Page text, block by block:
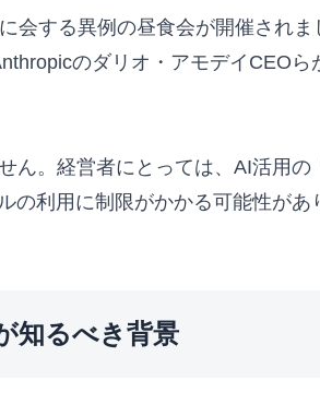
会する異例の昼食会が開催され
のダリオ・アモデイCEO
ん。経営者にとっては、AI活用
の利用に制限がかかる可能性が
知るべき背景